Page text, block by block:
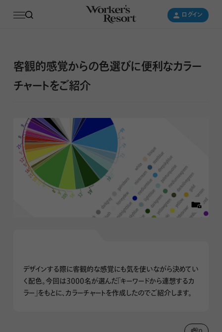
ログイン
ログイン
客観的感覚からの色選びに便利なカラー
チャートをご紹介
デザインする際に客観的な感覚にも気を使いながら決めてい
く配色。今回は3000名が選んだ「キーワードから連想するカ
ラー」をもとに、カラーチャートを作成したのでご紹介します。